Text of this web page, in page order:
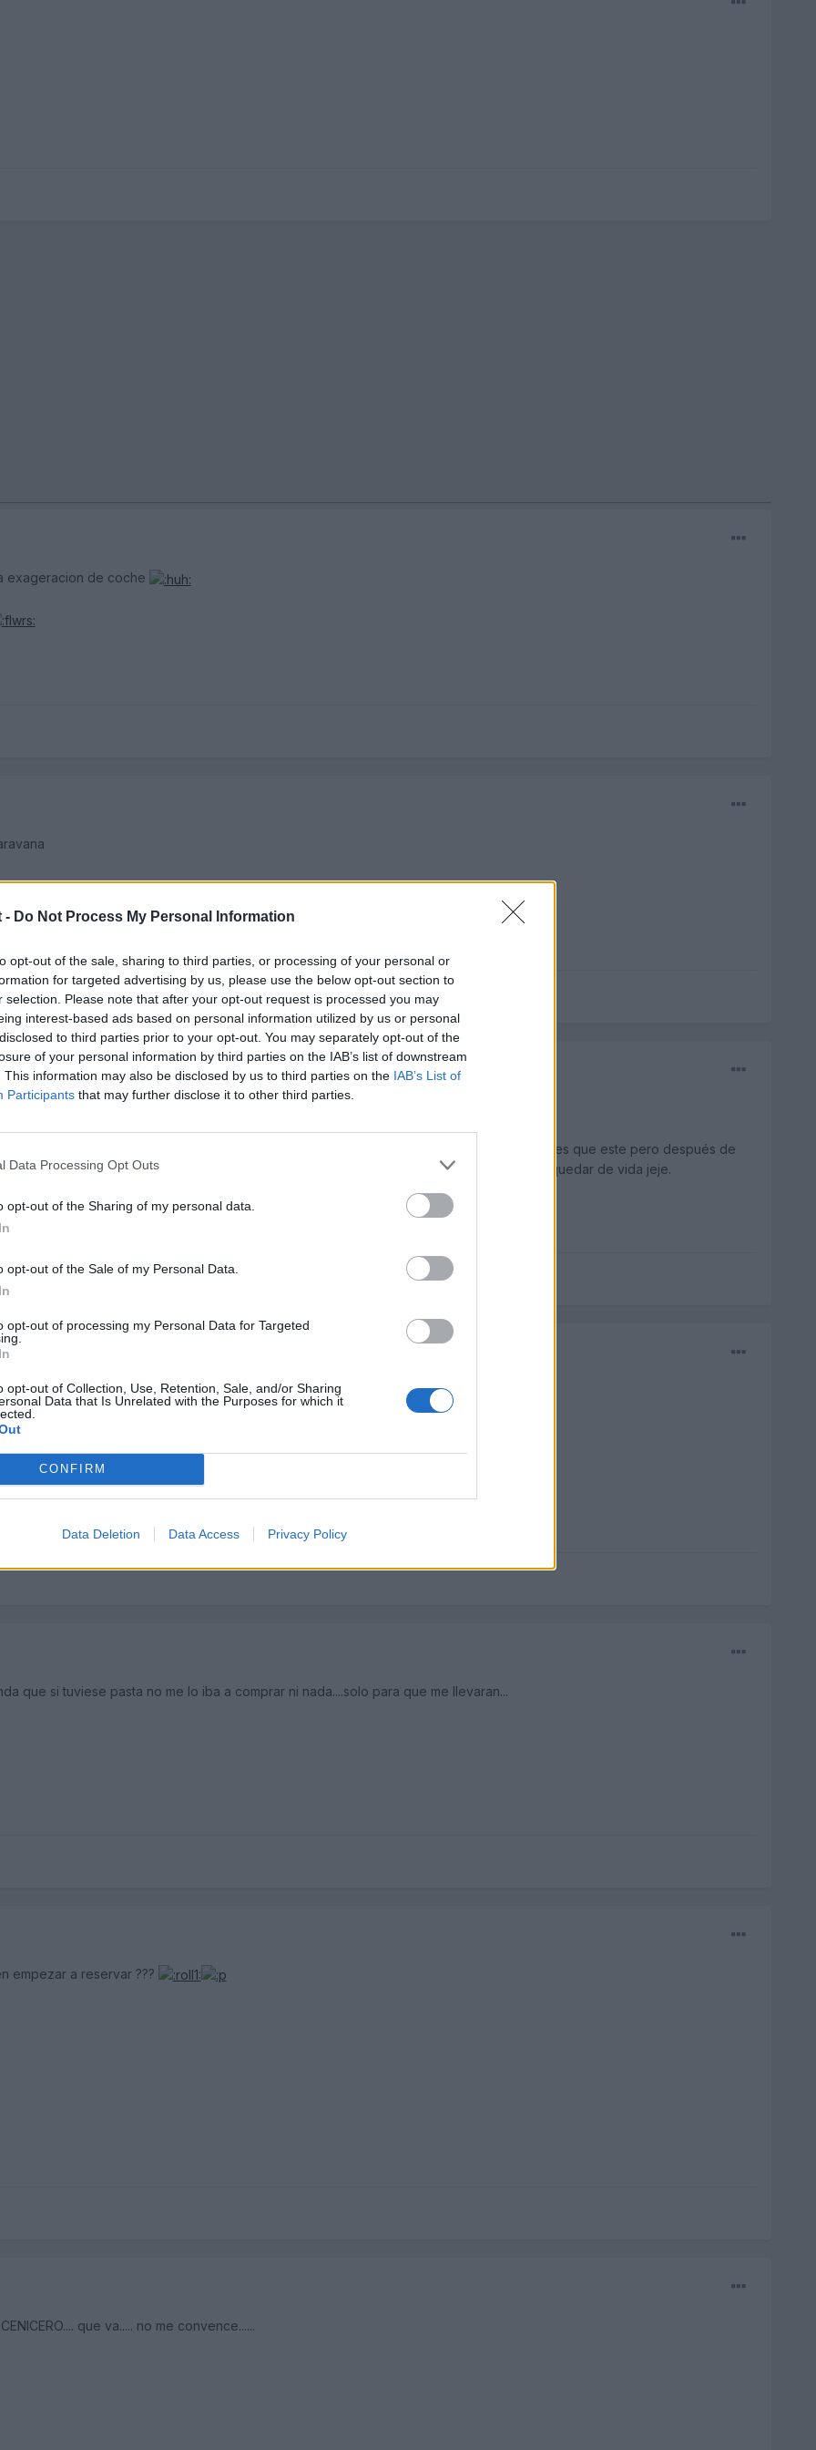
- Do Not Process My Personal Information
opt-out of the sale, sharing to third parties, or processing of your personal or
for targeted advertising by us, please use the below opt-out section to
selection. Please note that after your opt-out request is processed you may
interest-based ads based on personal information utilized by us or personal
to third parties prior to your opt-out. You may separately opt-out of the
of your personal information by third parties on the IAB’s list of downstream
This information may also be disclosed by us to third parties on the IAB’s List of
Participants that may further disclose it to other third parties.
Data Processing Opt Outs
opt-out of the Sharing of my personal data.
opt-out of the Sale of my Personal Data.
opt-out of processing my Personal Data for Targeted
opt-out of Collection, Use, Retention, Sale, and/or Sharing
Data that Is Unrelated with the Purposes for which it
CONFIRM
Data Deletion Data Access Privacy Policy
exageracion de coche
en boca Montecristo jajaja.
para quien, yo con 25 años y aunque me sobrase el dinero escogería muchos otros antes que este pero después de
permitir es provable que fuese mi último coche para disfrutar de lo que pueda quedar de vida jeje.
ha dejado alucinado! muy buena idea.
jeje
pueda permitirselo.
que si tuviese pasta no me lo iba a comprar ni nada....solo para que me llevaran...
empezar a reservar ???
que va..... no me convence......